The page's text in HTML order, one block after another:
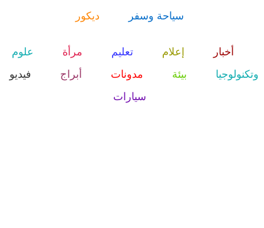
سياحة وسفر
ديكور
أخبار إعلام تعليم مرأة
علوم
وتكنولوجيا
بيئة مدونات أبراج
فيديو
سيارات